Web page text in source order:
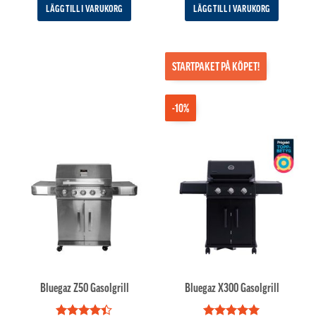
LÄGG TILL I VARUKORG LÄGG TILL I VARUKORG
Bluegaz Z50 Gasolgrill
-10%
STARTPAKET PÅ KÖPET!
Bluegaz X300 Gasolgrill